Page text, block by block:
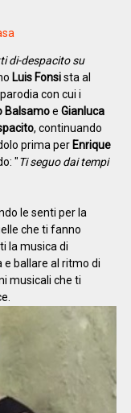
di-despacito su
Luis Fonsista al
con cui i
Balsamoe Gianluca
, continuando
prima per Enrique
"Ti seguo dai tempi
le senti per la
che ti fanno
la musica di
e ballare al ritmo di
musicali che ti